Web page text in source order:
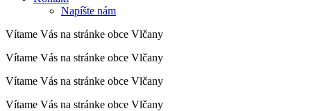
Napíšte nám
Vítame Vás na stránke obce Vlčany
Vítame Vás na stránke obce Vlčany
Vítame Vás na stránke obce Vlčany
Vítame Vás na stránke obce Vlčany